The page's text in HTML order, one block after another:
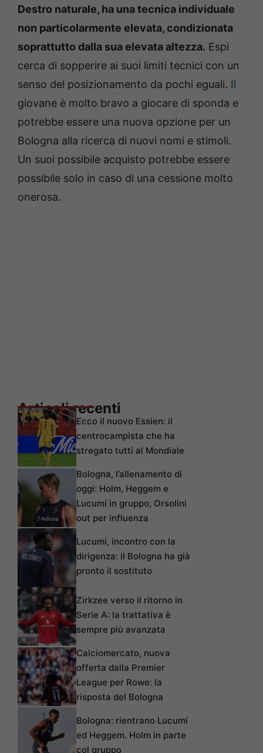
Destro naturale, ha una tecnica individuale
non particolarmente elevata, condizionata
soprattutto dalla sua elevata altezza. Espi
cerca di sopperire ai suoi limiti tecnici con un
senso del posizionamento da pochi eguali. Il
giovane è molto bravo a giocare di sponda e
potrebbe essere una nuova opzione per un
Bologna alla ricerca di nuovi nomi e stimoli.
Un suoi possibile acquisto potrebbe essere
possibile solo in caso di una cessione molto
onerosa.
Articoli recenti
Ecco il nuovo Essien: il
centrocampista che ha
stregato tutti al Mondiale
Bologna, l’allenamento di
oggi: Holm, Heggem e
Lucumí in gruppo, Orsolini
out per influenza
Lucumí, incontro con la
dirigenza: il Bologna ha già
pronto il sostituto
Zirkzee verso il ritorno in
Serie A: la trattativa è
sempre più avanzata
Calciomercato, nuova
offerta dalla Premier
League per Rowe: la
risposta del Bologna
Bologna: rientrano Lucumí
ed Heggem. Holm in parte
col gruppo